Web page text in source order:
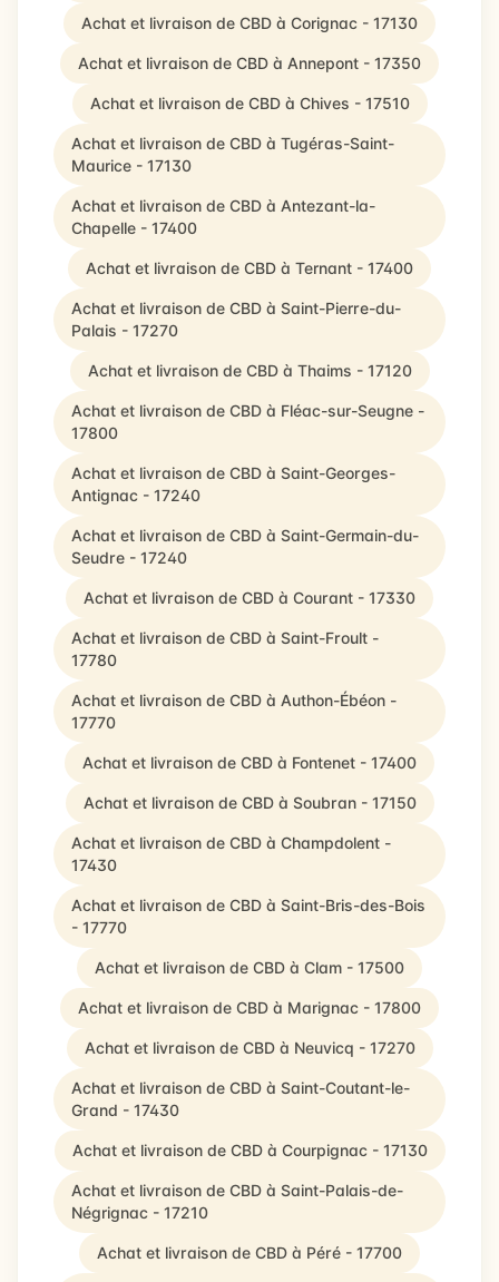
Achat et livraison de CBD à Corignac - 17130
Achat et livraison de CBD à Annepont - 17350
Achat et livraison de CBD à Chives - 17510
Achat et livraison de CBD à Tugéras-Saint-
Maurice - 17130
Achat et livraison de CBD à Antezant-la-
Chapelle - 17400
Achat et livraison de CBD à Ternant - 17400
Achat et livraison de CBD à Saint-Pierre-du-
Palais - 17270
Achat et livraison de CBD à Thaims - 17120
Achat et livraison de CBD à Fléac-sur-Seugne -
17800
Achat et livraison de CBD à Saint-Georges-
Antignac - 17240
Achat et livraison de CBD à Saint-Germain-du-
Seudre - 17240
Achat et livraison de CBD à Courant - 17330
Achat et livraison de CBD à Saint-Froult -
17780
Achat et livraison de CBD à Authon-Ébéon -
17770
Achat et livraison de CBD à Fontenet - 17400
Achat et livraison de CBD à Soubran - 17150
Achat et livraison de CBD à Champdolent -
17430
Achat et livraison de CBD à Saint-Bris-des-Bois
- 17770
Achat et livraison de CBD à Clam - 17500
Achat et livraison de CBD à Marignac - 17800
Achat et livraison de CBD à Neuvicq - 17270
Achat et livraison de CBD à Saint-Coutant-le-
Grand - 17430
Achat et livraison de CBD à Courpignac - 17130
Achat et livraison de CBD à Saint-Palais-de-
Négrignac - 17210
Achat et livraison de CBD à Péré - 17700